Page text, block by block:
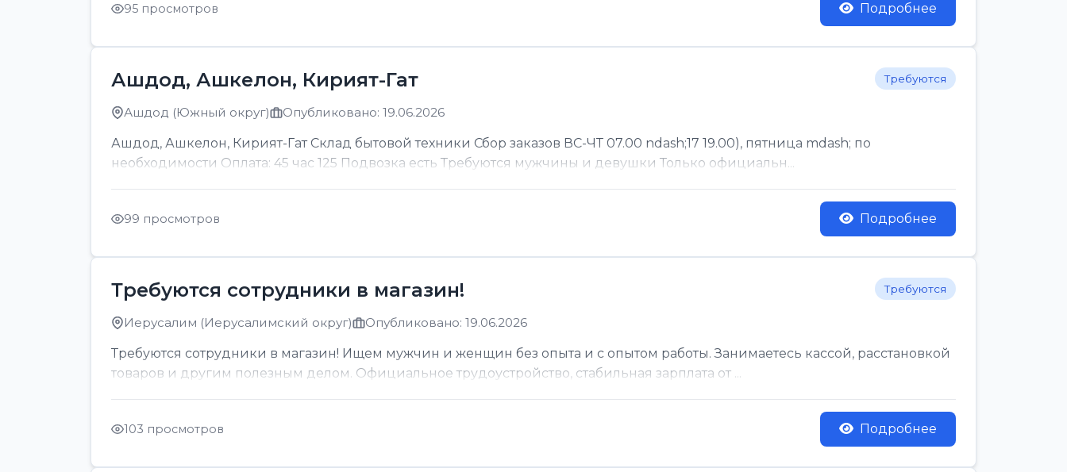
95 просмотров Подробнее
Ашдод, Ашкелон, Кирият-Гат Требуются
Ашдод (Южный округ) Опубликовано: 19.06.2026
Ашдод, Ашкелон, Кирият-Гат Склад бытовой техники Сбор заказов ВС-ЧТ 07.00 ndash;17 19.00), пятница mdash; по
необходимости Оплата: 45 час 125 Подвозка есть Требуются мужчины и девушки Только официальн...
99 просмотров Подробнее
Требуются сотрудники в магазин! Требуются
Иерусалим (Иерусалимский округ) Опубликовано: 19.06.2026
Требуются сотрудники в магазин! Ищем мужчин и женщин без опыта и с опытом работы. Занимаетесь кассой, расстановкой
товаров и другим полезным делом. Официальное трудоустройство, стабильная зарплата от ...
103 просмотров Подробнее